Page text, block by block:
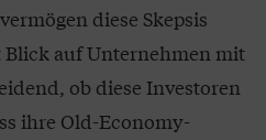
diese Skepsis
auf Unternehmen mit
ob diese Investoren
ihre Old-Economy-